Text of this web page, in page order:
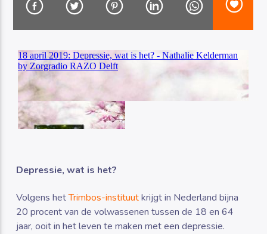
Luister RAZO online
Depressie, wat is het?
Volgens hetTrimbos-instituutkrijgt in Nederland bijna
20 procent van de volwassenen tussen de 18 en 64
jaar, ooit in het leven te maken met een depressie.